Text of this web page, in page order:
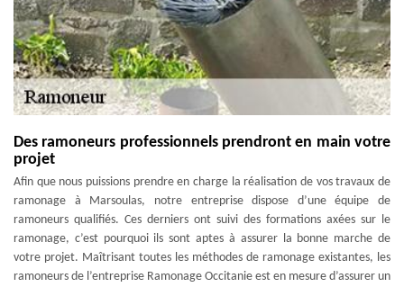
Des ramoneurs professionnels prendront en main votre
projet
Afin que nous puissions prendre en charge la réalisation de vos travaux de
ramonage à Marsoulas, notre entreprise dispose d’une équipe de
ramoneurs qualifiés. Ces derniers ont suivi des formations axées sur le
ramonage, c’est pourquoi ils sont aptes à assurer la bonne marche de
votre projet. Maîtrisant toutes les méthodes de ramonage existantes, les
ramoneurs de l’entreprise Ramonage Occitanie est en mesure d’assurer un